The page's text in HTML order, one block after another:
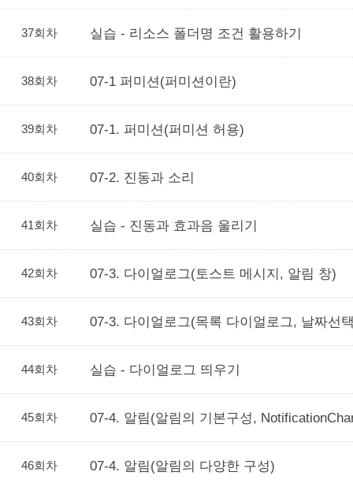
37회차 실습 - 리소스 폴더명 조건 활용하기
38회차 07-1 퍼미션(퍼미션이란)
39회차 07-1. 퍼미션(퍼미션 허용)
40회차 07-2. 진동과 소리
41회차 실습 - 진동과 효과음 울리기
42회차 07-3. 다이얼로그(토스트 메시지, 알림 창)
43회차 07-3. 다이얼로그(목록 다이얼로그, 날짜선
44회차 실습 - 다이얼로그 띄우기
45회차 07-4. 알림(알림의 기본구성,
46회차 07-4. 알림(알림의 다양한 구성)